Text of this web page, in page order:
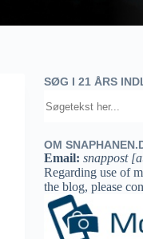
SØG I 21 ÅRS
OM
Email: snappost
Regarding use of
the blog, please